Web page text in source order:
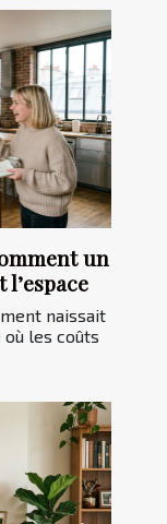
un
naissait
où les coûts